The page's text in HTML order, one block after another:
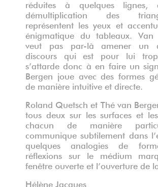
réduites à quelques
démultiplication des
représentent les yeux et
énigmatique du tableaux. Van
veut pas par-là amener un
discours qui est pour lui
s’attarde donc à en faire un
Bergen joue avec des formes
de manière intuitive et directe.
Roland Quetsch et Thé van
tous deux sur les surfaces et les
chacun de manière
communique subtilement dans
quelques analogies de
réflexions sur le médium
fenêtre ouverte et l’ouverture de
Hélène Jacques